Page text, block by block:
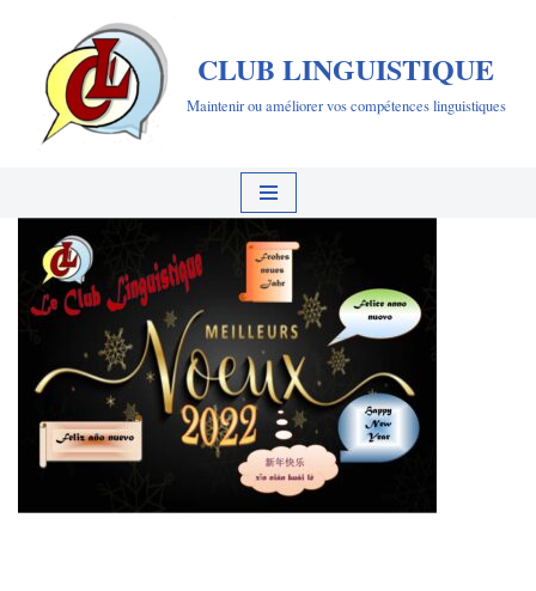
Aller
contenu
CLUB LINGUISTIQUE
Maintenir ou améliorer vos compétences linguistiques